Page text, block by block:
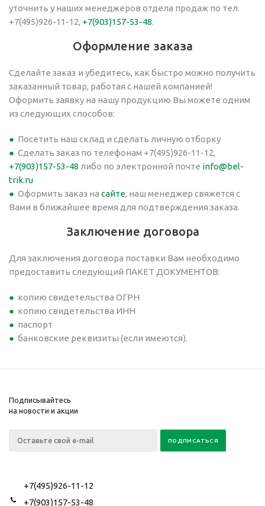
уточнить у наших менеджеров отдела продаж по тел.
+7(495)926-11-12, +7(903)157-53-48.
Оформление заказа
Сделайте заказ и убедитесь, как быстро можно получить
заказанный товар, работая с нашей компанией!
Оформить заявку на нашу продукцию Вы можете одним
из следующих способов:
Посетить наш склад и сделать личную отборку
Сделать заказ по телефонам +7(495)926-11-12,
+7(903)157-53-48 либо по электронной почте info@bel-
trik.ru
Оформить заказ на сайте, наш менеджер свяжется с
Вами в ближайшее время для подтверждения заказа.
Заключение договора
Для заключения договора поставки Вам необходимо
предоставить следующий ПАКЕТ ДОКУМЕНТОВ:
копию свидетельства ОГРН
копию свидетельства ИНН
паспорт
банковские реквизиты (если имеются).
Подписывайтесь
на новости и акции
+7(495)926-11-12
+7(903)157-53-48